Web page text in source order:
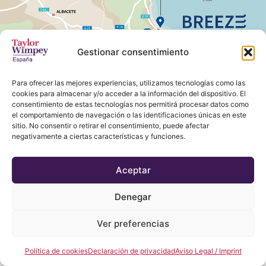
Gestionar consentimiento
Para ofrecer las mejores experiencias, utilizamos tecnologías como las
cookies para almacenar y/o acceder a la información del dispositivo. El
consentimiento de estas tecnologías nos permitirá procesar datos como
el comportamiento de navegación o las identificaciones únicas en este
sitio. No consentir o retirar el consentimiento, puede afectar
negativamente a ciertas características y funciones.
Aceptar
Denegar
Ver preferencias
Política de cookiesDeclaración de privacidadAviso Legal / Imprint